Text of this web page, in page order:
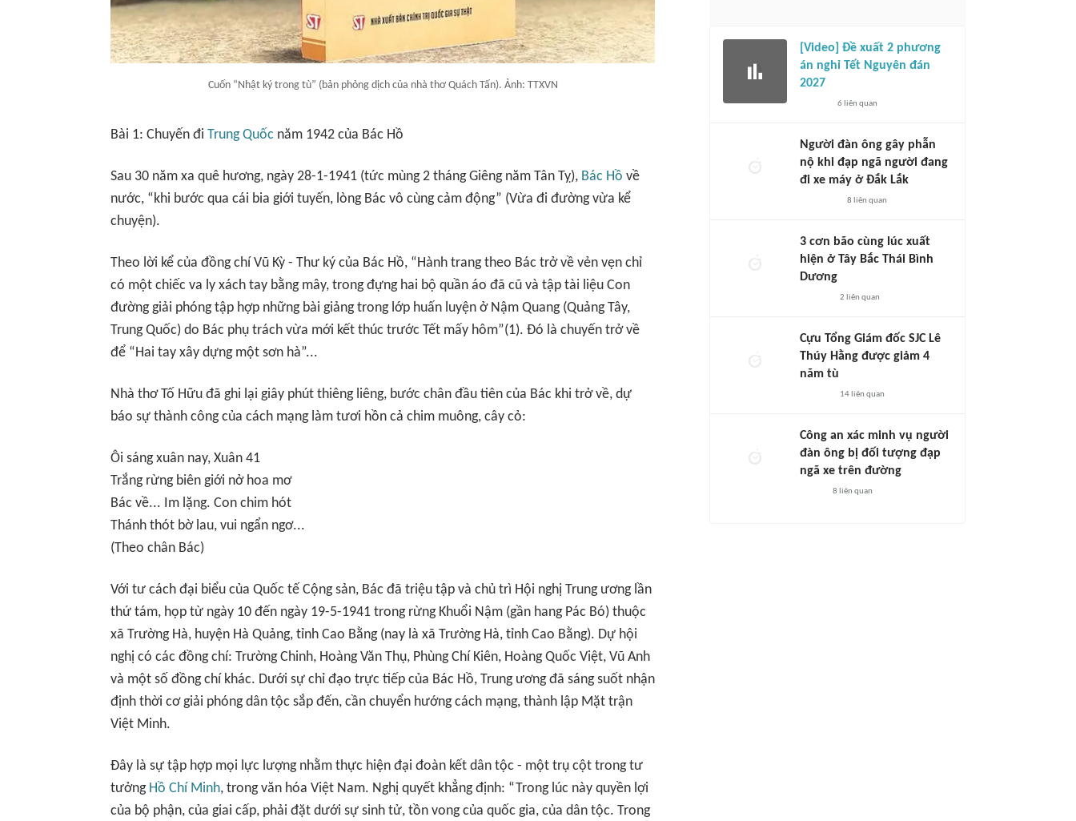
Cuốn “Nhật ký trong tù” (bản phỏng dịch của nhà thơ Quách Tấn). Ảnh: TTXVN
Bài 1: Chuyến đi Trung Quốc năm 1942 của Bác Hồ
Sau 30 năm xa quê hương, ngày 28-1-1941 (tức mùng 2 tháng Giêng năm Tân Tỵ), Bác Hồ về
nước, “khi bước qua cái bia giới tuyến, lòng Bác vô cùng cảm động” (Vừa đi đường vừa kể
chuyện).
Theo lời kể của đồng chí Vũ Kỳ - Thư ký của Bác Hồ, “Hành trang theo Bác trở về vẻn vẹn chỉ
có một chiếc va ly xách tay bằng mây, trong đựng hai bộ quần áo đã cũ và tập tài liệu Con
đường giải phóng tập hợp những bài giảng trong lớp huấn luyện ở Nậm Quang (Quảng Tây,
Trung Quốc) do Bác phụ trách vừa mới kết thúc trước Tết mấy hôm”(1). Đó là chuyến trở về
để “Hai tay xây dựng một sơn hà”...
Nhà thơ Tố Hữu đã ghi lại giây phút thiêng liêng, bước chân đầu tiên của Bác khi trở về, dự
báo sự thành công của cách mạng làm tươi hồn cả chim muông, cây cỏ:
Ôi sáng xuân nay, Xuân 41
Trắng rừng biên giới nở hoa mơ
Bác về... Im lặng. Con chim hót
Thánh thót bờ lau, vui ngẩn ngơ...
(Theo chân Bác)
Với tư cách đại biểu của Quốc tế Cộng sản, Bác đã triệu tập và chủ trì Hội nghị Trung ương lần
thứ tám, họp từ ngày 10 đến ngày 19-5-1941 trong rừng Khuổi Nậm (gần hang Pác Bó) thuộc
xã Trường Hà, huyện Hà Quảng, tỉnh Cao Bằng (nay là xã Trường Hà, tỉnh Cao Bằng). Dự hội
nghị có các đồng chí: Trường Chinh, Hoàng Văn Thụ, Phùng Chí Kiên, Hoàng Quốc Việt, Vũ Anh
và một số đồng chí khác. Dưới sự chỉ đạo trực tiếp của Bác Hồ, Trung ương đã sáng suốt nhận
định thời cơ giải phóng dân tộc sắp đến, cần chuyển hướng cách mạng, thành lập Mặt trận
Việt Minh.
Đây là sự tập hợp mọi lực lượng nhằm thực hiện đại đoàn kết dân tộc - một trụ cột trong tư
tưởng Hồ Chí Minh, trong văn hóa Việt Nam. Nghị quyết khẳng định: “Trong lúc này quyền lợi
của bộ phận, của giai cấp, phải đặt dưới sự sinh tử, tồn vong của quốc gia, của dân tộc. Trong
[Video] Đề xuất 2 phương
án nghỉ Tết Nguyên đán
2027
6 liên quan
Người đàn ông gây phẫn
nộ khi đạp ngã người đang
đi xe máy ở Đắk Lắk
8 liên quan
3 cơn bão cùng lúc xuất
hiện ở Tây Bắc Thái Bình
Dương
2 liên quan
Cựu Tổng Giám đốc SJC Lê
Thúy Hằng được giảm 4
năm tù
14 liên quan
Công an xác minh vụ người
đàn ông bị đối tượng đạp
ngã xe trên đường
8 liên quan